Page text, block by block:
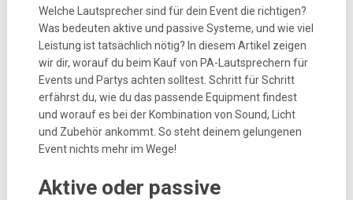
Welche Lautsprecher sind für dein Event die richtigen?
Was bedeuten aktive und passive Systeme, und wie viel
Leistung ist tatsächlich nötig? In diesem Artikel zeigen
wir dir, worauf du beim Kauf von PA-Lautsprechern für
Events und Partys achten solltest. Schritt für Schritt
erfährst du, wie du das passende Equipment findest
und worauf es bei der Kombination von Sound, Licht
und Zubehör ankommt. So steht deinem gelungenen
Event nichts mehr im Wege!
Aktive oder passive